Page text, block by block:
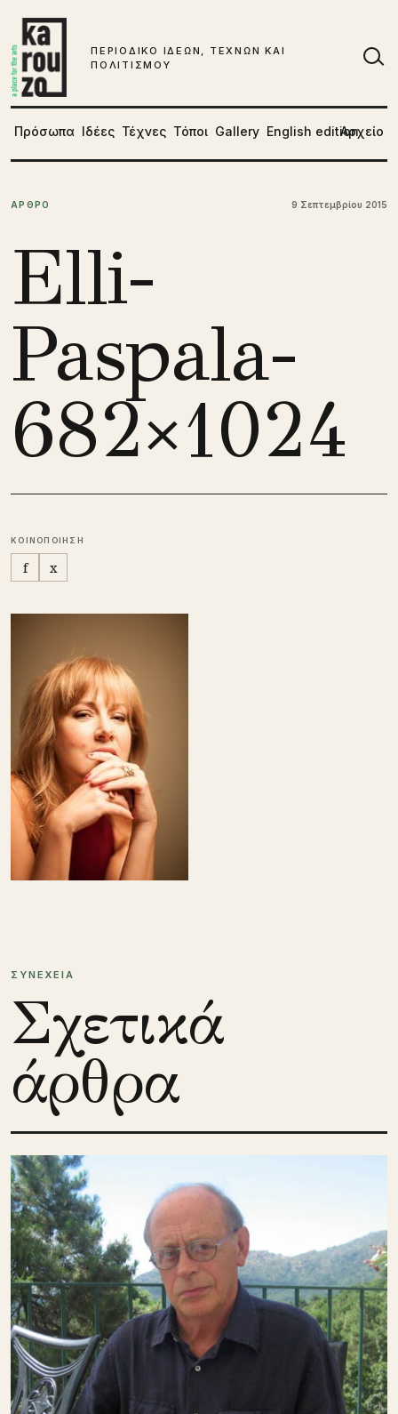
ΠΕΡΙΟΔΙΚΟ ΙΔΕΩΝ, ΤΕΧΝΩΝ ΚΑΙ
ΠΟΛΙΤΙΣΜΟΥ
Πρόσωπα Ιδέες Τέχνες Τόποι Gallery English editionΑρχείο
ΑΡΘΡΟ 9 Σεπτεμβρίου 2015
Elli-
Paspala-
682×1024
ΚΟΙΝΟΠΟΙΗΣΗ
f x
ΣΥΝΕΧΕΙΑ
Σχετικά
άρθρα